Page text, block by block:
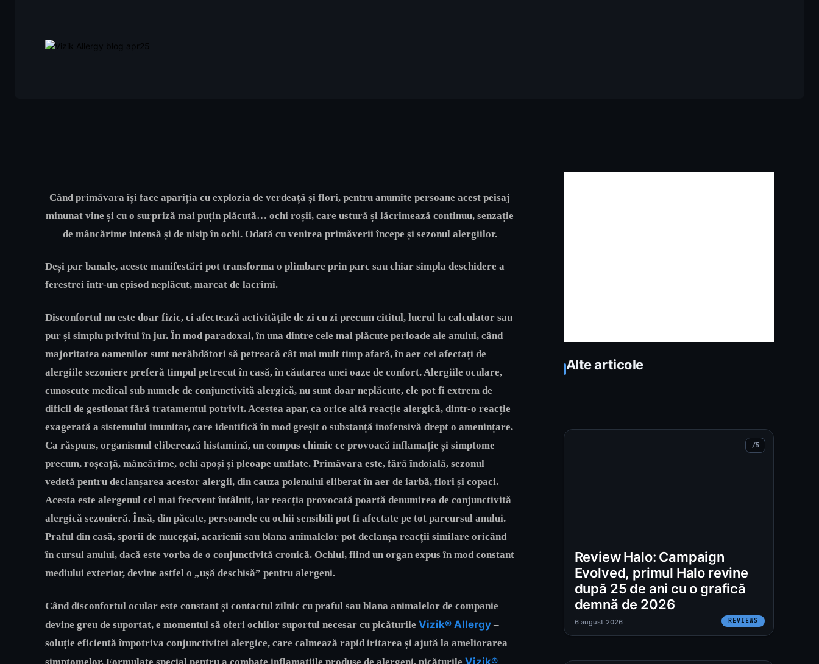
Când primăvara își face apariția cu explozia de verdeață și flori, pentru anumite persoane acest peisaj
minunat vine și cu o surpriză mai puțin plăcută… ochi roșii, care ustură și lăcrimează continuu, senzație
de mâncărime intensă și de nisip în ochi. Odată cu venirea primăverii începe și sezonul alergiilor.
Deși par banale, aceste manifestări pot transforma o plimbare prin parc sau chiar simpla deschidere a
ferestrei într-un episod neplăcut, marcat de lacrimi.
Disconfortul nu este doar fizic, ci afectează activitățile de zi cu zi precum cititul, lucrul la calculator sau
pur și simplu privitul în jur. În mod paradoxal, în una dintre cele mai plăcute perioade ale anului, când
majoritatea oamenilor sunt nerăbdători să petreacă cât mai mult timp afară, în aer cei afectați de
alergiile sezoniere preferă timpul petrecut în casă, în căutarea unei oaze de confort. Alergiile oculare,
cunoscute medical sub numele de conjunctivită alergică, nu sunt doar neplăcute, ele pot fi extrem de
dificil de gestionat fără tratamentul potrivit. Acestea apar, ca orice altă reacție alergică, dintr-o reacție
exagerată a sistemului imunitar, care identifică în mod greșit o substanță inofensivă drept o amenințare.
Ca răspuns, organismul eliberează histamină, un compus chimic ce provoacă inflamație și simptome
precum, roșeață, mâncărime, ochi apoși și pleoape umflate. Primăvara este, fără îndoială, sezonul
vedetă pentru declanșarea acestor alergii, din cauza polenului eliberat în aer de iarbă, flori și copaci.
Acesta este alergenul cel mai frecvent întâlnit, iar reacția provocată poartă denumirea de conjunctivită
alergică sezonieră. Însă, din păcate, persoanele cu ochii sensibili pot fi afectate pe tot parcursul anului.
Praful din casă, sporii de mucegai, acarienii sau blana animalelor pot declanșa reacții similare oricând
în cursul anului, dacă este vorba de o conjunctivită cronică. Ochiul, fiind un organ expus în mod constant
mediului exterior, devine astfel o „ușă deschisă” pentru alergeni.
Când disconfortul ocular este constant și contactul zilnic cu praful sau blana animalelor de companie
devine greu de suportat, e momentul să oferi ochilor suportul necesar cu picăturile Vizik® Allergy –
soluție eficientă împotriva conjunctivitei alergice, care calmează rapid iritarea și ajută la ameliorarea
Vizik®
Alte articole
Review Halo: Campaign
Evolved, primul Halo revine
după 25 de ani cu o grafică
demnă de 2026
REVIEWS
6 august 2026